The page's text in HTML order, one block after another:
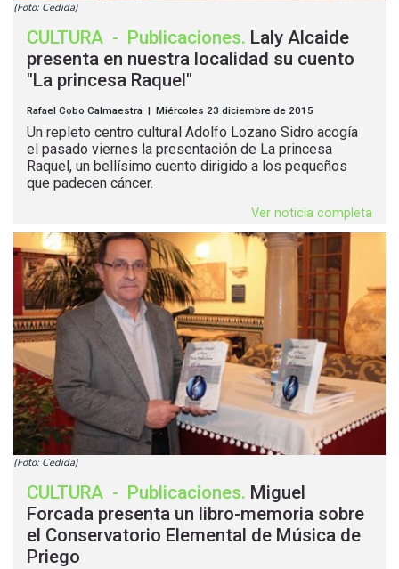
(Foto: Cedida)
CULTURA - Publicaciones. Laly Alcaide
presenta en nuestra localidad su cuento
"La princesa Raquel"
Rafael Cobo Calmaestra | Miércoles 23 diciembre de 2015
Un repleto centro cultural Adolfo Lozano Sidro acogía
el pasado viernes la presentación de La princesa
Raquel, un bellísimo cuento dirigido a los pequeños
que padecen cáncer.
Ver noticia completa
(Foto: Cedida)
CULTURA - Publicaciones. Miguel
Forcada presenta un libro-memoria sobre
el Conservatorio Elemental de Música de
Priego